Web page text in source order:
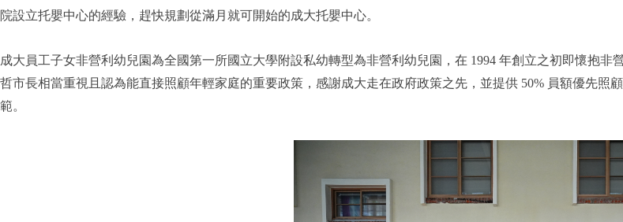
院設立托嬰中心的經驗，趕快規劃從滿月就可開始的成大托嬰中心。
成大員工子女非營利幼兒園為全國第一所國立大學附設私幼轉型為非營利幼兒園，在 1994 年創立之初即懷抱
哲市長相當重視且認為能直接照顧年輕家庭的重要政策，感謝成大走在政府政策之先，並提供 50% 員額優先
範。